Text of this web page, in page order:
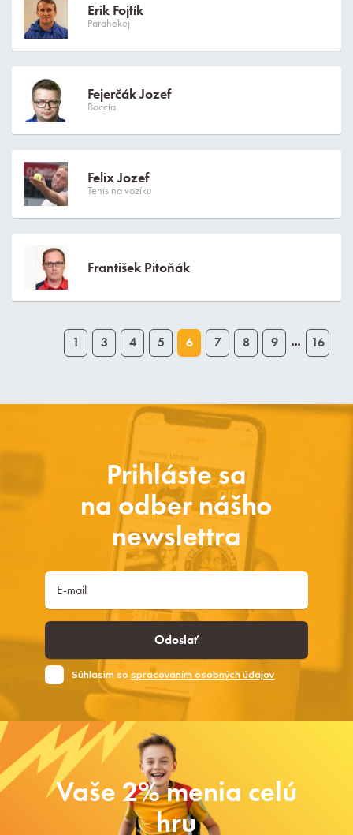
Erik Fojtík
Parahokej
Fejerčák Jozef
Boccia
Felix Jozef
Tenis na vozíku
František Pitoňák
1 3 4 5 6 7 8 9 … 16
Prihláste sa
na odber nášho
newslettra
Odoslať
Súhlasim so spracovaním osobných údajov
Vaše 2% menia celú
hru